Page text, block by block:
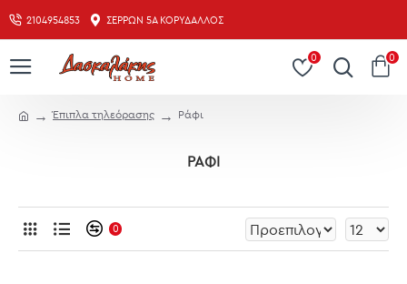
2104954853 ΣΕΡΡΏΝ 5Α ΚΟΡΥΔΑΛΛΌΣ
0 0
Έπιπλα τηλεόρασης Ράφι
ΡΆΦΙ
0